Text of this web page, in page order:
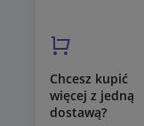
Chcesz kupić
więcej z jedną
dostawą?